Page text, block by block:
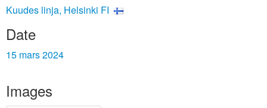
Kuudes linja, Helsinki FI
Date
15 mars 2024
Images